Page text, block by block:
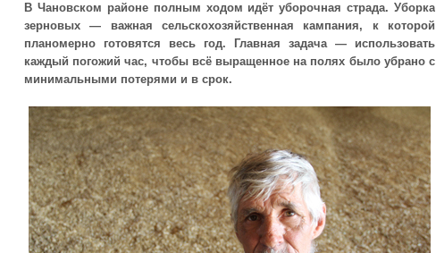
В Чановском районе полным ходом идёт уборочная страда. Уборка
зерновых — важная сельскохозяйственная кампания, к которой
планомерно готовятся весь год. Главная задача — использовать
каждый погожий час, чтобы всё выращенное на полях было убрано с
минимальными потерями и в срок.